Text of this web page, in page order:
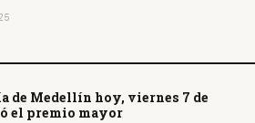
de Medellín hoy, viernes 7 de
el premio mayor